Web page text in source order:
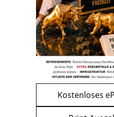
viel ist für
mehr
Kostenloses